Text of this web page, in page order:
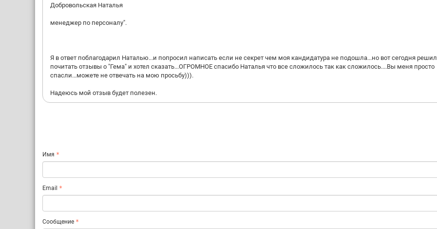
Добровольская Наталья
менеджер по персоналу".
Я в ответ поблагодарил Наталью...и попросил написать если не секрет чем моя кандидатура не подошла...но вот сегодня решил
почитать отзывы о "Гема" и хотел сказать...ОГРОМНОЕ спасибо Наталья что все сложилось так как сложилось....Вы меня просто
спасли...можете не отвечать на мою просьбу))).
Надеюсь мой отзыв будет полезен.
Имя
Email
Сообщение